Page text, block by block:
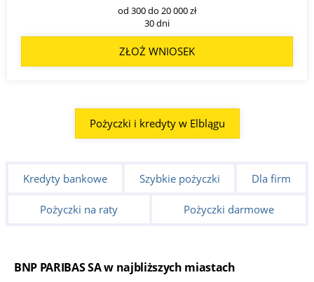
od 300 do 20 000 zł
30 dni
ZŁOŻ WNIOSEK
Pożyczki i kredyty w Elblągu
Kredyty bankowe Szybkie pożyczki Dla firm
Pożyczki na raty Pożyczki darmowe
BNP PARIBAS SA w najbliższych miastach